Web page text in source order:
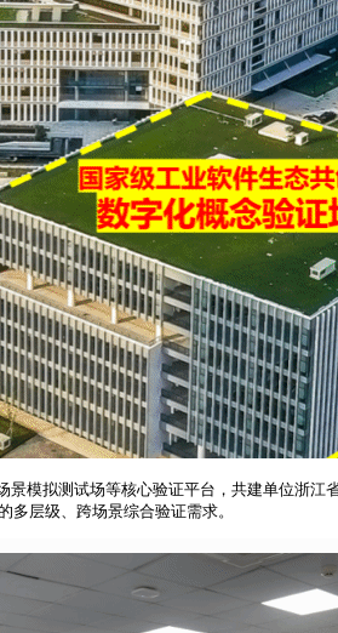
模拟测试场等核心验证平台，共建单位浙江
层级、跨场景综合验证需求。